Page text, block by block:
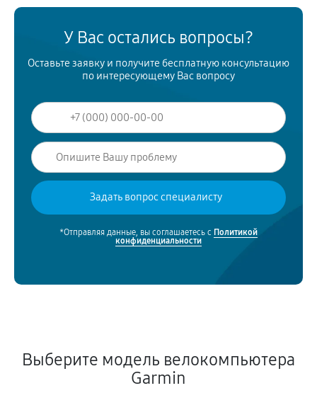
У Вас остались вопросы?
Оставьте заявку и получите бесплатную консультацию
по интересующему Вас вопросу
*Отправляя данные, вы соглашаетесь с Политикой
конфиденциальности
Выберите модель велокомпьютера
Garmin